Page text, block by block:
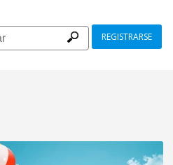
REGISTRARSE